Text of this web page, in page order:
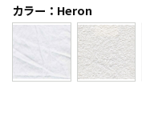
カラー：Heron